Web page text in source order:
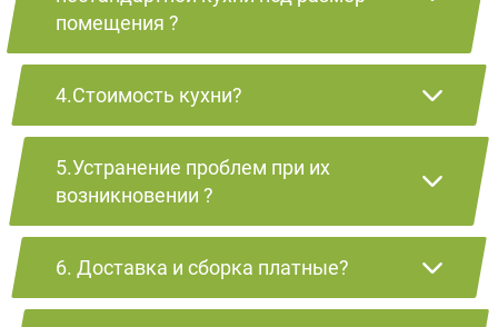
помещения ?
4.Стоимость кухни?
5.Устранение проблем при их
возникновении ?
6. Доставка и сборка платные?